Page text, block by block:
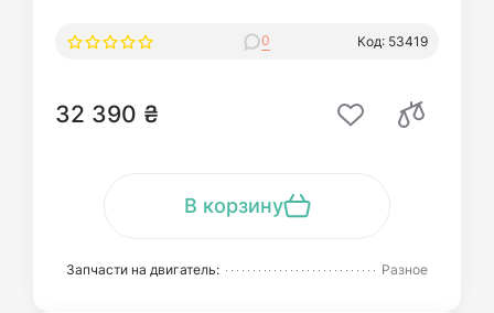
0 Код: 53419
32 390 ₴
В корзину
Запчасти на двигатель: Разное